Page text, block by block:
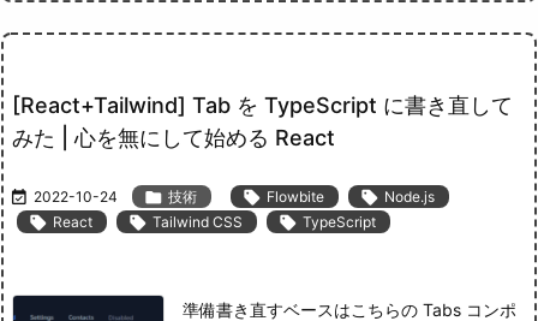
[React+Tailwind] Tab を TypeScript に書き直して
みた | 心を無にして始める React
 2022-10-24  技術  Flowbite  Node.js
 React  Tailwind CSS  TypeScript
準備書き直すベースはこちらの Tabs コンポ